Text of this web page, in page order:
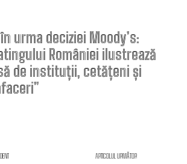
urma deciziei Moody’s:
României ilustrează
de instituții, cetățeni și
ARTICOLUL URMĂTOR